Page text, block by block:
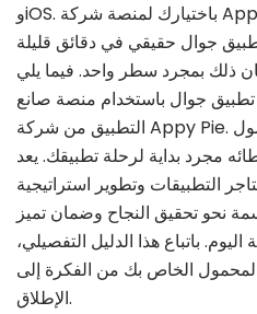
وiOS. باختيارك لمنصة شركة Appy Quiche لتصميم التطبيقات
جوال حقيقي في دقائق قليلة
ذلك بمجرد سطر واحد. فيما يلي
تطبيق جوال باستخدام منصة صانع
التطبيق من شركة Appy Pie. يعد إنشاء تطبيق الهاتف المحمول
مجرد بداية لرحلة تطبيقك. يعد
التطبيقات وتطوير استراتيجية
نحو تحقيق النجاح وضمان تميز
باتباع هذا الدليل التفصيلي،
الخاص بك من الفكرة إلى
الإطلاق.